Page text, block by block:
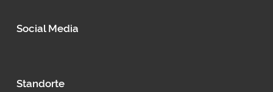
Social Media
Standorte